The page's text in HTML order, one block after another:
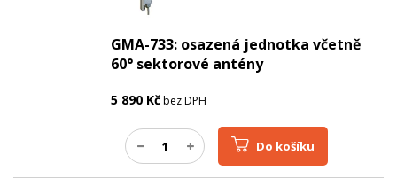
GMA-733: osazená jednotka včetně
60° sektorové antény
5 890 Kčbez DPH
Do košíku